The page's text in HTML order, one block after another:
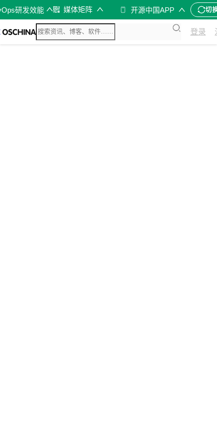
研发效能 媒体矩阵 开源中国APP 切
登录